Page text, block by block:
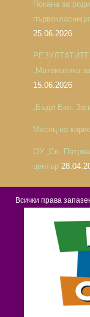
Покана за
25.06.2026
РЕЗУЛТАТИТЕ
„Математика
15.06.2026
„Бъди Еко.
Месец на
ОУ „Св.
център
Всички права